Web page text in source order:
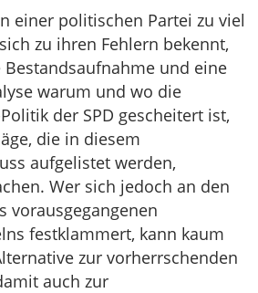
einer politischen Partei zu viel
zu ihren Fehlern bekennt,
und eine
warum und wo die
der SPD gescheitert ist,
die in diesem
aufgelistet werden,
Wer sich jedoch an den
vorausgegangenen
festklammert, kann kaum
zur vorherrschenden
auch zur